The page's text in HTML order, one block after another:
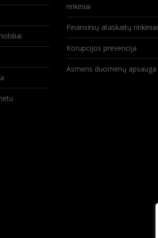
rinkiniai
Finansinių ataskaitų rinkiniai
Korupcijos prevencija
Asmens duomenų apsauga